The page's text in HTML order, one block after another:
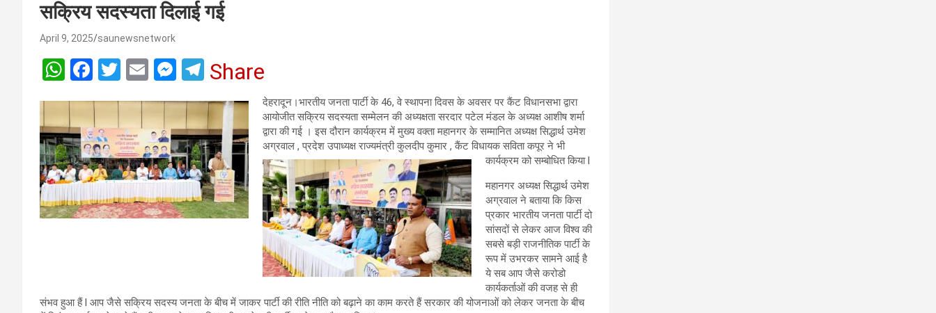
सक्रिय सदस्यता दिलाई गई
April 9, 2025 saunewsnetwork
W
at
s
A
p
p
F
ce
b
o
o
k
T
er
E
ail
M
se
n
g
er
T
e
gr
a
m
Share
देहरादून।भारतीय जनता पार्टी के 46, वे स्थापना दिवस के अवसर पर कैंट विधानसभा द्वारा
आयोजीत सक्रिय सदस्यता सम्मेलन की अध्यक्षता सरदार पटेल मंडल के अध्यक्ष आशीष शर्मा
द्वारा की गई । इस दौरान कार्यक्रम में मुख्य वक्ता महानगर के सम्मानित अध्यक्ष सिद्धार्थ उमेश
अग्रवाल , प्रदेश उपाध्यक्ष राज्यमंत्री कुलदीप कुमार , कैंट विधायक सविता कपूर ने भी
कार्यक्रम को सम्बोधित किया l
महानगर अध्यक्ष सिद्धार्थ उमेश
अग्रवाल ने बताया कि किस
प्रकार भारतीय जनता पार्टी दो
सांसदों से लेकर आज विश्व की
सबसे बड़ी राजनीतिक पार्टी के
रूप में उभरकर सामने आई है
ये सब आप जैसे करोडो
कार्यकर्ताओं की वजह से ही
संभव हुआ हैं l आप जैसे सक्रिय सदस्य जनता के बीच में जाकर पार्टी की रीति नीति को बढ़ाने का काम करते हैं सरकार की योजनाओं को लेकर जनता के बीच